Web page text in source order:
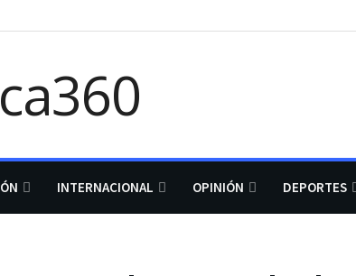
INTERNACIONAL OPINIÓN DEPORTES